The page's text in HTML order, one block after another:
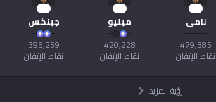
41
نامي
نقاط الإتقان
39
ميليو
نقاط الإتقان
39
جينكس
نقاط الإتقان
رؤية المزيد